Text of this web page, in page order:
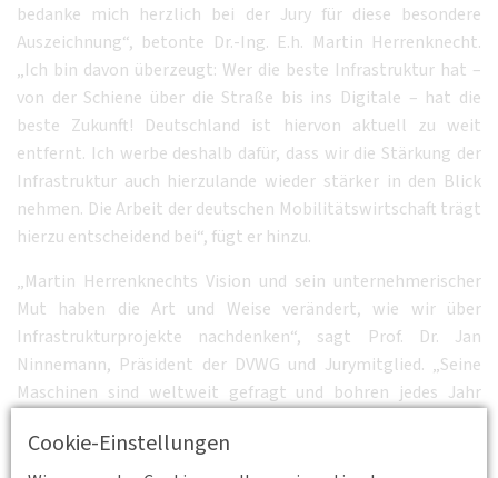
Cookie-Einstellungen
bedanke mich herzlich bei der Jury für diese besondere
Auszeichnung“, betonte Dr.-Ing. E.h. Martin Herrenknecht.
„Ich bin davon überzeugt: Wer die beste Infrastruktur hat –
von der Schiene über die Straße bis ins Digitale – hat die
beste Zukunft! Deutschland ist hiervon aktuell zu weit
entfernt. Ich werbe deshalb dafür, dass wir die Stärkung der
Infrastruktur auch hierzulande wieder stärker in den Blick
nehmen. Die Arbeit der deutschen Mobilitätswirtschaft trägt
hierzu entscheidend bei“, fügt er hinzu.
„Martin Herrenknechts Vision und sein unternehmerischer
Mut haben die Art und Weise verändert, wie wir über
Infrastrukturprojekte nachdenken“, sagt Prof. Dr. Jan
Ninnemann, Präsident der DVWG und Jurymitglied. „Seine
Maschinen sind weltweit gefragt und bohren jedes Jahr
millimetergenau. Gerade in Metropolen wie Shanghai, Paris